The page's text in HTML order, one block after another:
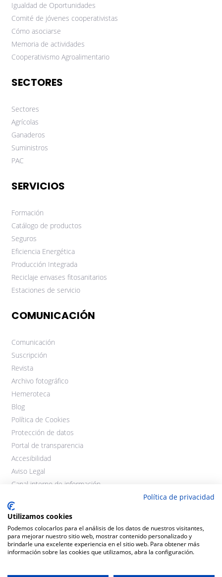
Igualdad de Oportunidades
Comité de jóvenes cooperativistas
Cómo asociarse
Memoria de actividades
Cooperativismo Agroalimentario
SECTORES
Sectores
Agrícolas
Ganaderos
Suministros
PAC
SERVICIOS
Formación
Catálogo de productos
Seguros
Eficiencia Energética
Producción Integrada
Reciclaje envases fitosanitarios
Estaciones de servicio
COMUNICACIÓN
Comunicación
Suscripción
Revista
Archivo fotográfico
Hemeroteca
Blog
Política de Cookies
Protección de datos
Portal de transparencia
Accesibilidad
Aviso Legal
Canal interno de información
Política de privacidad
Utilizamos cookies
Podemos colocarlos para el análisis de los datos de nuestros visitantes,
para mejorar nuestro sitio web, mostrar contenido personalizado y
brindarle una excelente experiencia en el sitio web. Para obtener más
información sobre las cookies que utilizamos, abra la configuración.